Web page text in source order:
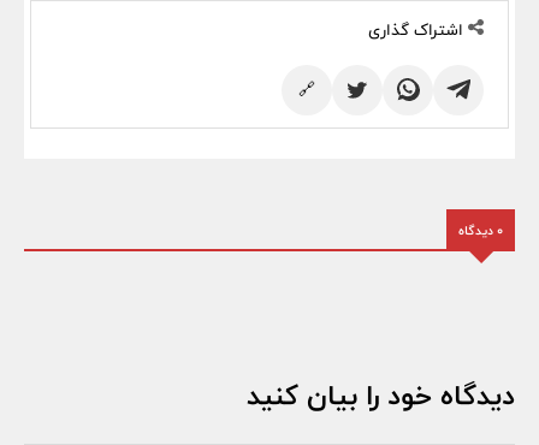
اشتراک گذاری
🔗
0 دیدگاه
دیدگاه خود را بیان کنید